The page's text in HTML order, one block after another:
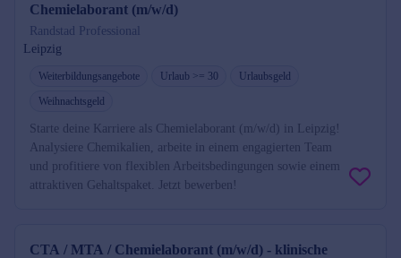
Chemielaborant (m/w/d)
Randstad Professional
Leipzig
Weiterbildungsangebote Urlaub >= 30
Urlaubsgeld
Weihnachtsgeld
Starte deine Karriere als Chemielaborant (m/w/d) in Leipzig!
Analysiere Chemikalien, arbeite in einem engagierten Team
und profitiere von flexiblen Arbeitsbedingungen sowie einem
attraktiven Gehaltspaket. Jetzt bewerben!
CTA / MTA / Chemielaborant (m/w/d) - klinische